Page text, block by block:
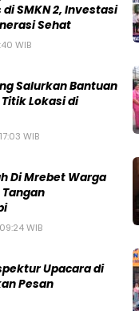
SMKN 2, Investasi
Sehat
WIB
Salurkan Bantuan
Lokasi di
WIB
Di Mrebet Warga
WIB
Upacara di
Pesan